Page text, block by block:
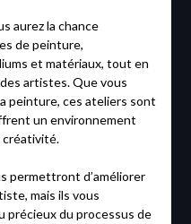
aurez la chance
de peinture,
et matériaux, tout en
artistes. Que vous
peinture, ces ateliers sont
un environnement
créativité.
permettront d’améliorer
mais ils vous
précieux du processus de